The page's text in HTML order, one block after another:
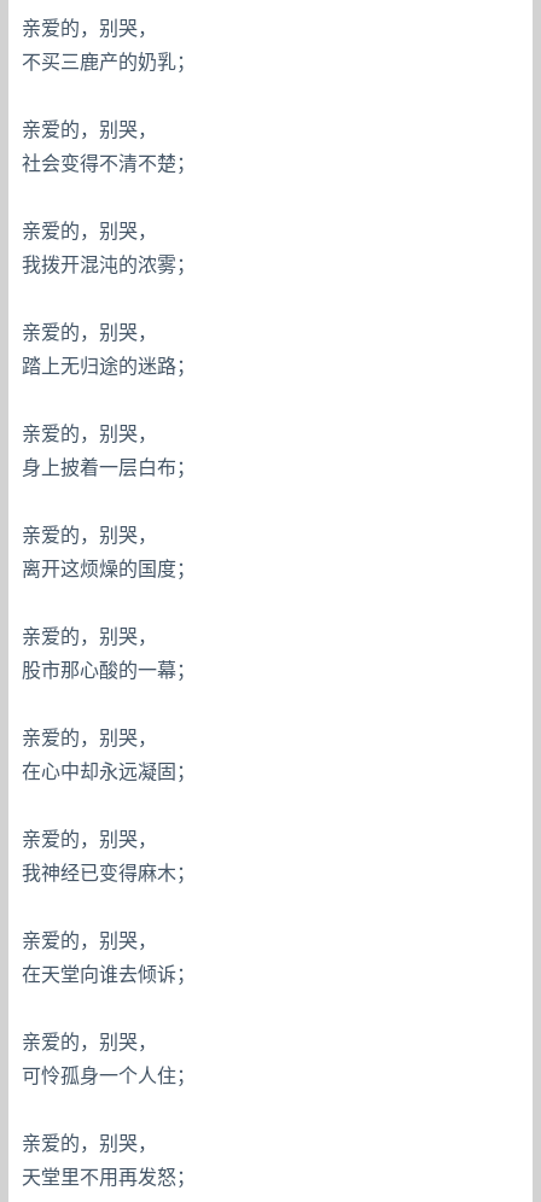
亲爱的，别哭，
不买三鹿产的奶乳；
亲爱的，别哭，
社会变得不清不楚；
亲爱的，别哭，
我拨开混沌的浓雾；
亲爱的，别哭，
踏上无归途的迷路；
亲爱的，别哭，
身上披着一层白布；
亲爱的，别哭，
离开这烦燥的国度；
亲爱的，别哭，
股市那心酸的一幕；
亲爱的，别哭，
在心中却永远凝固；
亲爱的，别哭，
我神经已变得麻木；
亲爱的，别哭，
在天堂向谁去倾诉；
亲爱的，别哭，
可怜孤身一个人住；
亲爱的，别哭，
天堂里不用再发怒；